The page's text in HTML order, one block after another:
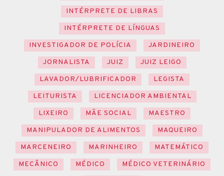
INTÉRPRETE DE LIBRAS
INTÉRPRETE DE LÍNGUAS
INVESTIGADOR DE POLÍCIA
JARDINEIRO
JORNALISTA
JUIZ
JUIZ LEIGO
LAVADOR/LUBRIFICADOR
LEGISTA
LEITURISTA
LICENCIADOR AMBIENTAL
LIXEIRO
MÃE SOCIAL
MAESTRO
MANIPULADOR DE ALIMENTOS
MAQUEIRO
MARCENEIRO
MARINHEIRO
MATEMÁTICO
MECÂNICO
MÉDICO
MÉDICO VETERINÁRIO